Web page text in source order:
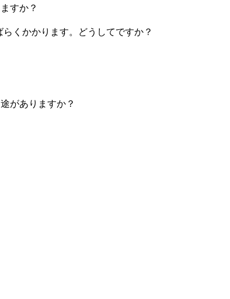
すか？
くかかります。どうしてですか？
がありますか？